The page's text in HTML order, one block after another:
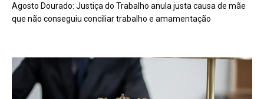
Agosto Dourado: Justiça do Trabalho anula justa causa de mãe
que não conseguiu conciliar trabalho e amamentação